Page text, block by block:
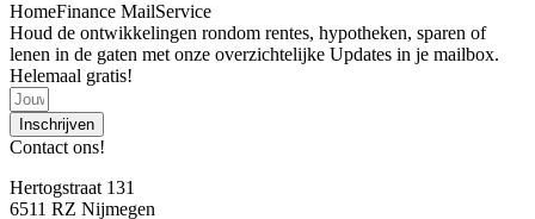
HomeFinance MailService
Houd de ontwikkelingen rondom rentes, hypotheken, sparen of
lenen in de gaten met onze overzichtelijke Updates in je mailbox.
Helemaal gratis!
Inschrijven
Contact ons!
Hertogstraat 131
6511 RZ Nijmegen